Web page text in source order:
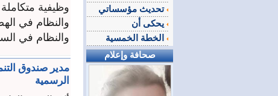
وظيفية
والنظام في
والنظام في
مدير صندوق
الرسمية
تحديث مؤسساتي
صحافة وإعلام